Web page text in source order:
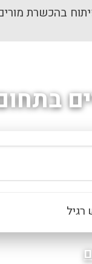
בהכשרת
רגיל